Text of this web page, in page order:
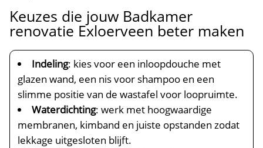
Keuzes die jouw Badkamer
renovatie Exloerveen beter maken
Indeling: kies voor een inloopdouche met
glazen wand, een nis voor shampoo en een
slimme positie van de wastafel voor loopruimte.
Waterdichting: werk met hoogwaardige
membranen, kimband en juiste opstanden zodat
lekkage uitgesloten blijft.